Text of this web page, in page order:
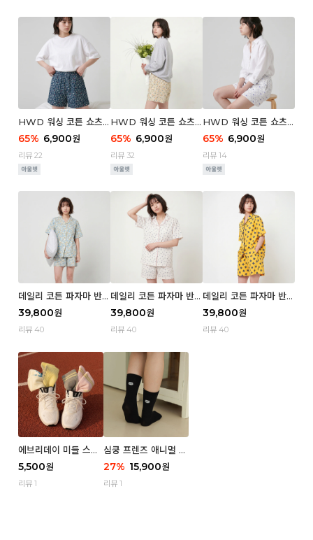
HWD 워싱 코튼 쇼츠
(우먼) - 03 Berry tre
e
65% 6,900원
리뷰 22
HWD 워싱 코튼 쇼츠
(우먼) - 02 Retro flo
wer
65% 6,900원
리뷰 32
HWD 워싱 코튼 쇼츠
(우먼) - 01 Blue whal
e
65% 6,900원
리뷰 14
데일리 코튼 파자마 반팔
세트 (우먼) - 03 Sum
mer lane
39,800원
리뷰 40
데일리 코튼 파자마 반팔
세트 (우먼) - 02 Blue
cherry
39,800원
리뷰 40
데일리 코튼 파자마 반팔
세트 (우먼) - 01 Miz
39,800원
리뷰 40
에브리데이 미들 스포
츠 삭스 우먼 1P
5,500원
리뷰 1
심쿵 프렌즈 애니멀 삭
스 우먼 4P - 03 흑백
냥
27% 15,900원
리뷰 1